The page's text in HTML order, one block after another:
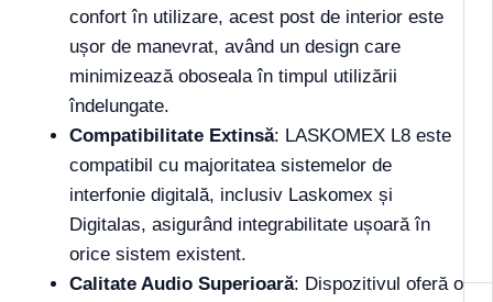
confort în utilizare, acest post de interior este
ușor de manevrat, având un design care
minimizează oboseala în timpul utilizării
îndelungate.
Compatibilitate Extinsă: LASKOMEX L8 este
compatibil cu majoritatea sistemelor de
interfonie digitală, inclusiv Laskomex și
Digitalas, asigurând integrabilitate ușoară în
orice sistem existent.
Calitate Audio Superioară: Dispozitivul oferă o